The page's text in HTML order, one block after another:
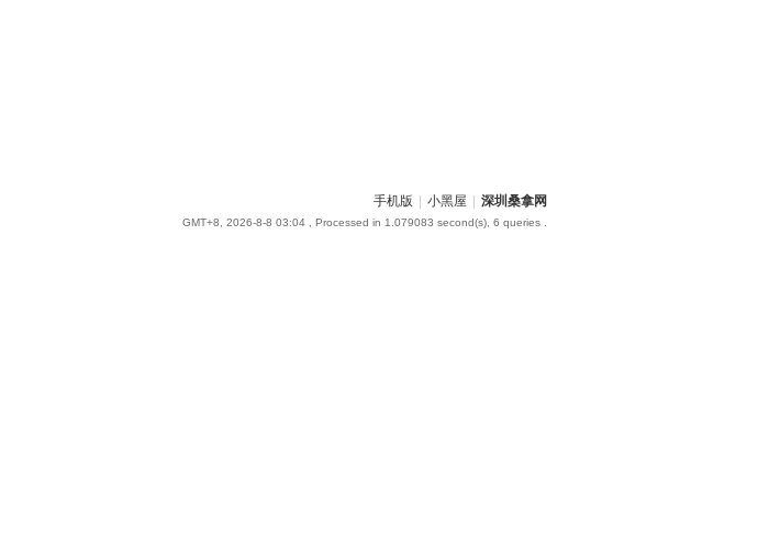
手机版 小黑屋 深圳桑拿网
GMT+8, 2026-8-8 03:04 , Processed in 1.079083 second(s), 6 queries .